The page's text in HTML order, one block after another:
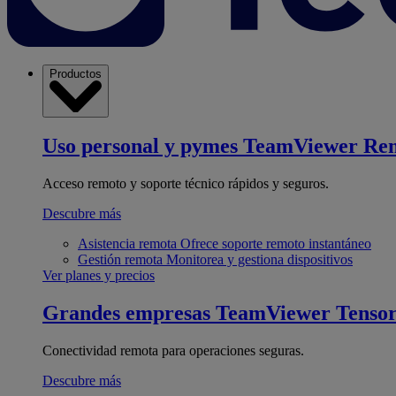
Productos
Uso personal y pymes TeamViewer
Acceso remoto y soporte técnico rápidos y seguros.
Descubre más
Asistencia remota Ofrece soporte remoto instantáneo
Gestión remota Monitorea y gestiona dispositivos
Ver planes y precios
Grandes empresas TeamViewer Tensor
Conectividad remota para operaciones seguras.
Descubre más